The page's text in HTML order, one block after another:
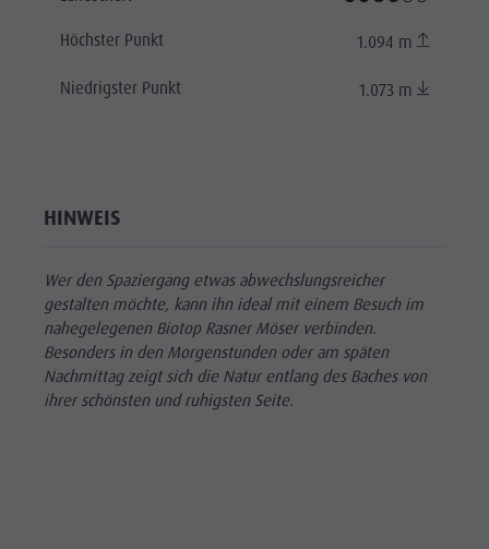
Höchster Punkt 1.094 m
Niedrigster Punkt 1.073 m
HINWEIS
Wer den Spaziergang etwas abwechslungsreicher
gestalten möchte, kann ihn ideal mit einem Besuch im
nahegelegenen Biotop Rasner Möser verbinden.
Besonders in den Morgenstunden oder am späten
Nachmittag zeigt sich die Natur entlang des Baches von
ihrer schönsten und ruhigsten Seite.